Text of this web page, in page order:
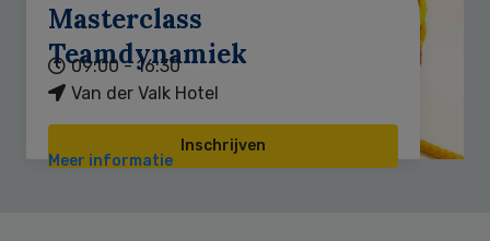
Masterclass
Teamdynamiek
09:00 - 16:30
Van der Valk Hotel
Inschrijven
Meer informatie